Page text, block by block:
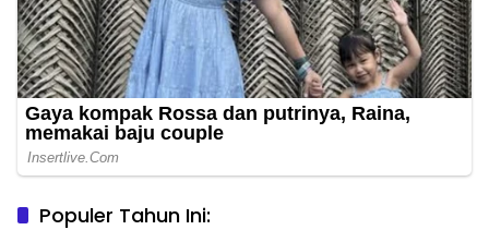
Populer Tahun Ini: